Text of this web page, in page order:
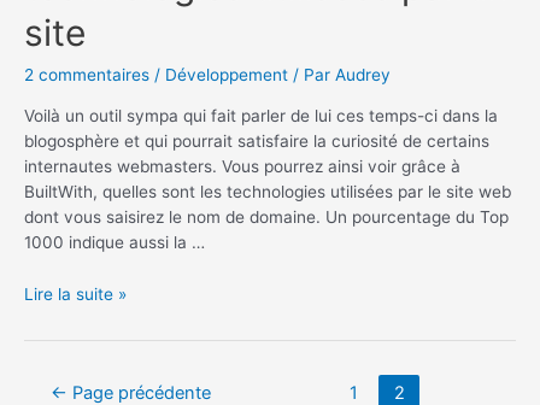
site
2 commentaires / Développement / Par Audrey
Voilà un outil sympa qui fait parler de lui ces temps-ci dans la
blogosphère et qui pourrait satisfaire la curiosité de certains
internautes webmasters. Vous pourrez ainsi voir grâce à
BuiltWith, quelles sont les technologies utilisées par le site web
dont vous saisirez le nom de domaine. Un pourcentage du Top
1000 indique aussi la …
BuiltWith
lister
technologies
Lire la suite »
Navigation
← Page précédente 1 2